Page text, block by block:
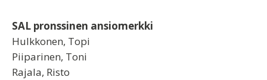
SAL pronssinen ansiomerkki
Hulkkonen, Topi
Piiparinen, Toni
Rajala, Risto